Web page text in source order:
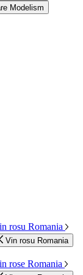
Modelism
rosu Romania
Vin rosu Romania
rose Romania